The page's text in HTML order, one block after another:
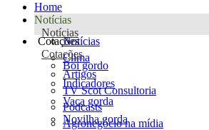
Home
Notícias
Notícias
Notícias
Clima
Artigos
TV Scot Consultoria
Podcasts
Agronegócio na mídia
Cotações
Cotações
Boi gordo
Indicadores
Vaca gorda
Novilha gorda